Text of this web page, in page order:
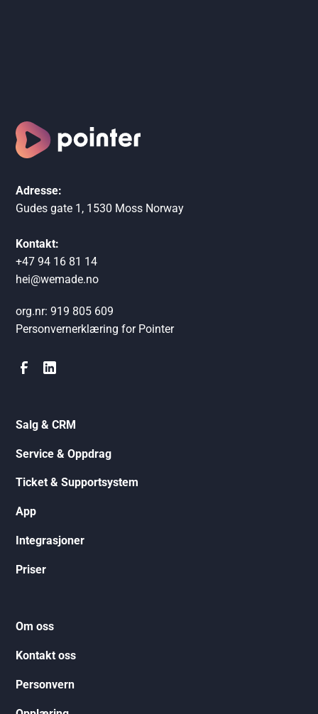
Adresse:
Gudes gate 1, 1530 Moss Norway
Kontakt:
+47 94 16 81 14
hei@wemade.no
org.nr: 919 805 609
Personvernerklæring for Pointer
Salg & CRM
Service & Oppdrag
Ticket & Supportsystem
App
Integrasjoner
Priser
Om oss
Kontakt oss
Personvern